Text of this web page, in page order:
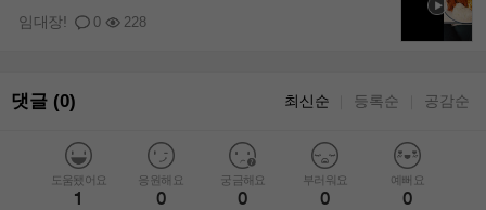
0 228
임대장!
댓글 (0) 최신순 등록순 공감순
도움됐어요
1
응원해요
0
궁금해요
0
부러워요
0
예뻐요
0